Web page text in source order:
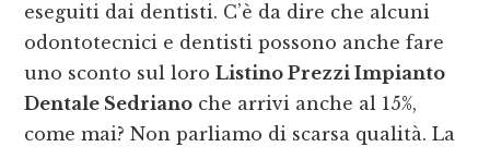
eseguiti dai dentisti. C’è da dire che alcuni
odontotecnici e dentisti possono anche fare
uno sconto sul loroListino Prezzi Impianto
Dentale Sedriano che arrivi anche al 15%,
come mai? Non parliamo di scarsa qualità. La